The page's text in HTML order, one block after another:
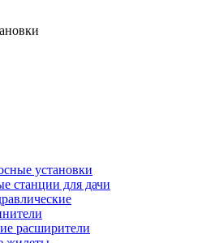
установки
станции для дачи
расширители